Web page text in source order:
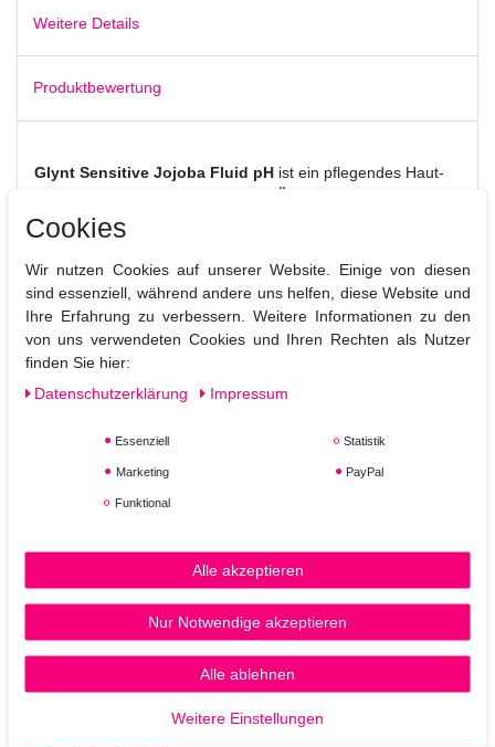
Weitere Details
Produktbewertung
Glynt Sensitive Jojoba Fluid pH ist ein pflegendes Haut-
kaltgepresstem Jojoba-Öl
oder sensible Hauttypen.
Verleiht ein samtig weiches Hautgefühl und fördert den
Feuchtigkeitsgehalt.
Die Wirkung hält 8 Stunden an.
Frei von Duftstoffen, Parfum und Konservierungsmitteln.
Sparsam auf die Haut sprühen und behutsam einmassieren.
Cookies
Wir nutzen Cookies auf unserer Website. Einige von diesen
sind essenziell, während andere uns helfen, diese Website und
Ihre Erfahrung zu verbessern. Weitere Informationen zu den
von uns verwendeten Cookies und Ihren Rechten als Nutzer
finden Sie hier:
Daten­schutz­erklärung
Impressum
Essenziell Statistik
Marketing PayPal
Funktional
Alle akzeptieren
Nur Notwendige akzeptieren
Alle ablehnen
Weitere Einstellungen